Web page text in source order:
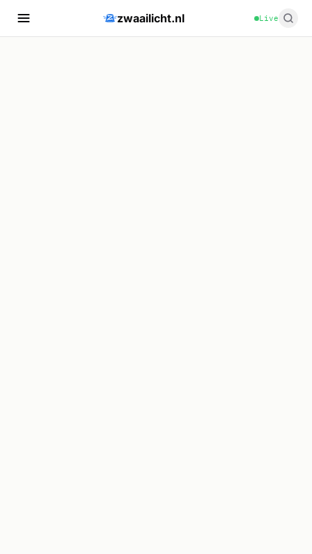
zwaailicht.nl Live